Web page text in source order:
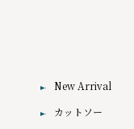
New Arrival
カットソー